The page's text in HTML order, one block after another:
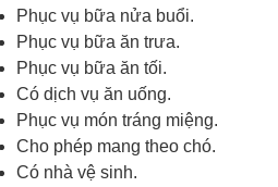
Phục vụ bữa nửa buổi.
Phục vụ bữa ăn trưa.
Phục vụ bữa ăn tối.
Có dịch vụ ăn uống.
Phục vụ món tráng miệng.
Cho phép mang theo chó.
Có nhà vệ sinh.